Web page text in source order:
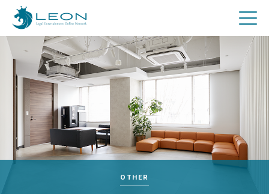
費用について
Q&A
お問合せ
メディア関係者の方へ
採用
OTHER